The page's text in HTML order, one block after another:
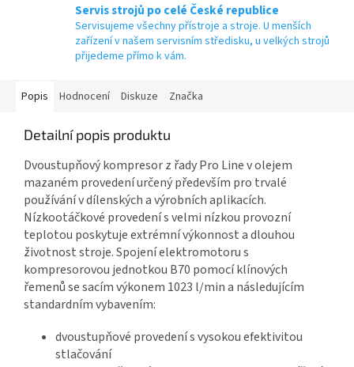
Servis strojů po celé České republice
Servisujeme všechny přístroje a stroje. U menších
zařízení v našem servisním středisku, u velkých strojů
přijedeme přímo k vám.
Popis Hodnocení Diskuze Značka
Detailní popis produktu
Dvoustupňový kompresor z řady Pro Line v olejem
mazaném provedení určený především pro trvalé
používání v dílenských a výrobních aplikacích.
Nízkootáčkové provedení s velmi nízkou provozní
teplotou poskytuje extrémní výkonnost a dlouhou
životnost stroje. Spojení elektromotoru s
kompresorovou jednotkou B70 pomocí klínových
řemenů se sacím výkonem 1023 l/min a následujícím
standardním vybavením:
dvoustupňové provedení s vysokou efektivitou
stlačování